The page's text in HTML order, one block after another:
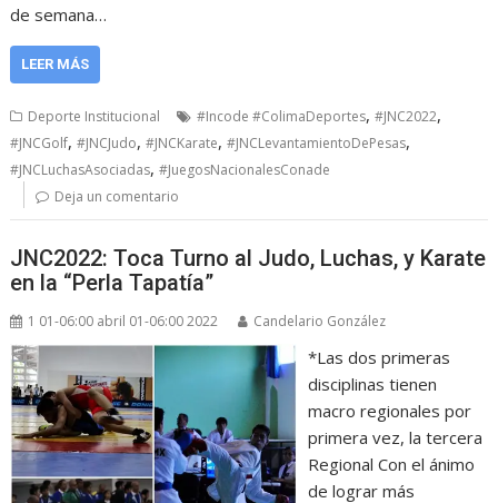
de semana…
LEER MÁS
Deporte Institucional #Incode #ColimaDeportes,#JNC2022,
#JNCGolf,#JNCJudo,#JNCKarate,#JNCLevantamientoDePesas,
#JNCLuchasAsociadas,#JuegosNacionalesConade
Deja un comentario
JNC2022: Toca Turno al Judo, Luchas, y Karate
en la “Perla Tapatía”
1 01-06:00 abril 01-06:00 2022 Candelario González
*Las dos primeras
disciplinas tienen
macro regionales por
primera vez, la tercera
Regional Con el ánimo
de lograr más